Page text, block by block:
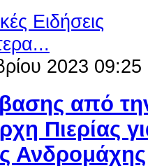
Ειδήσεις
2023 09:25
από
Πιερίας
Ανδρομάχης